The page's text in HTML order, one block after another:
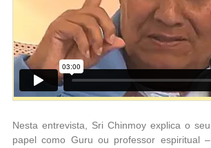
Nesta entrevista, Sri Chinmoy explica o seu
papel como Guru ou professor espiritual –